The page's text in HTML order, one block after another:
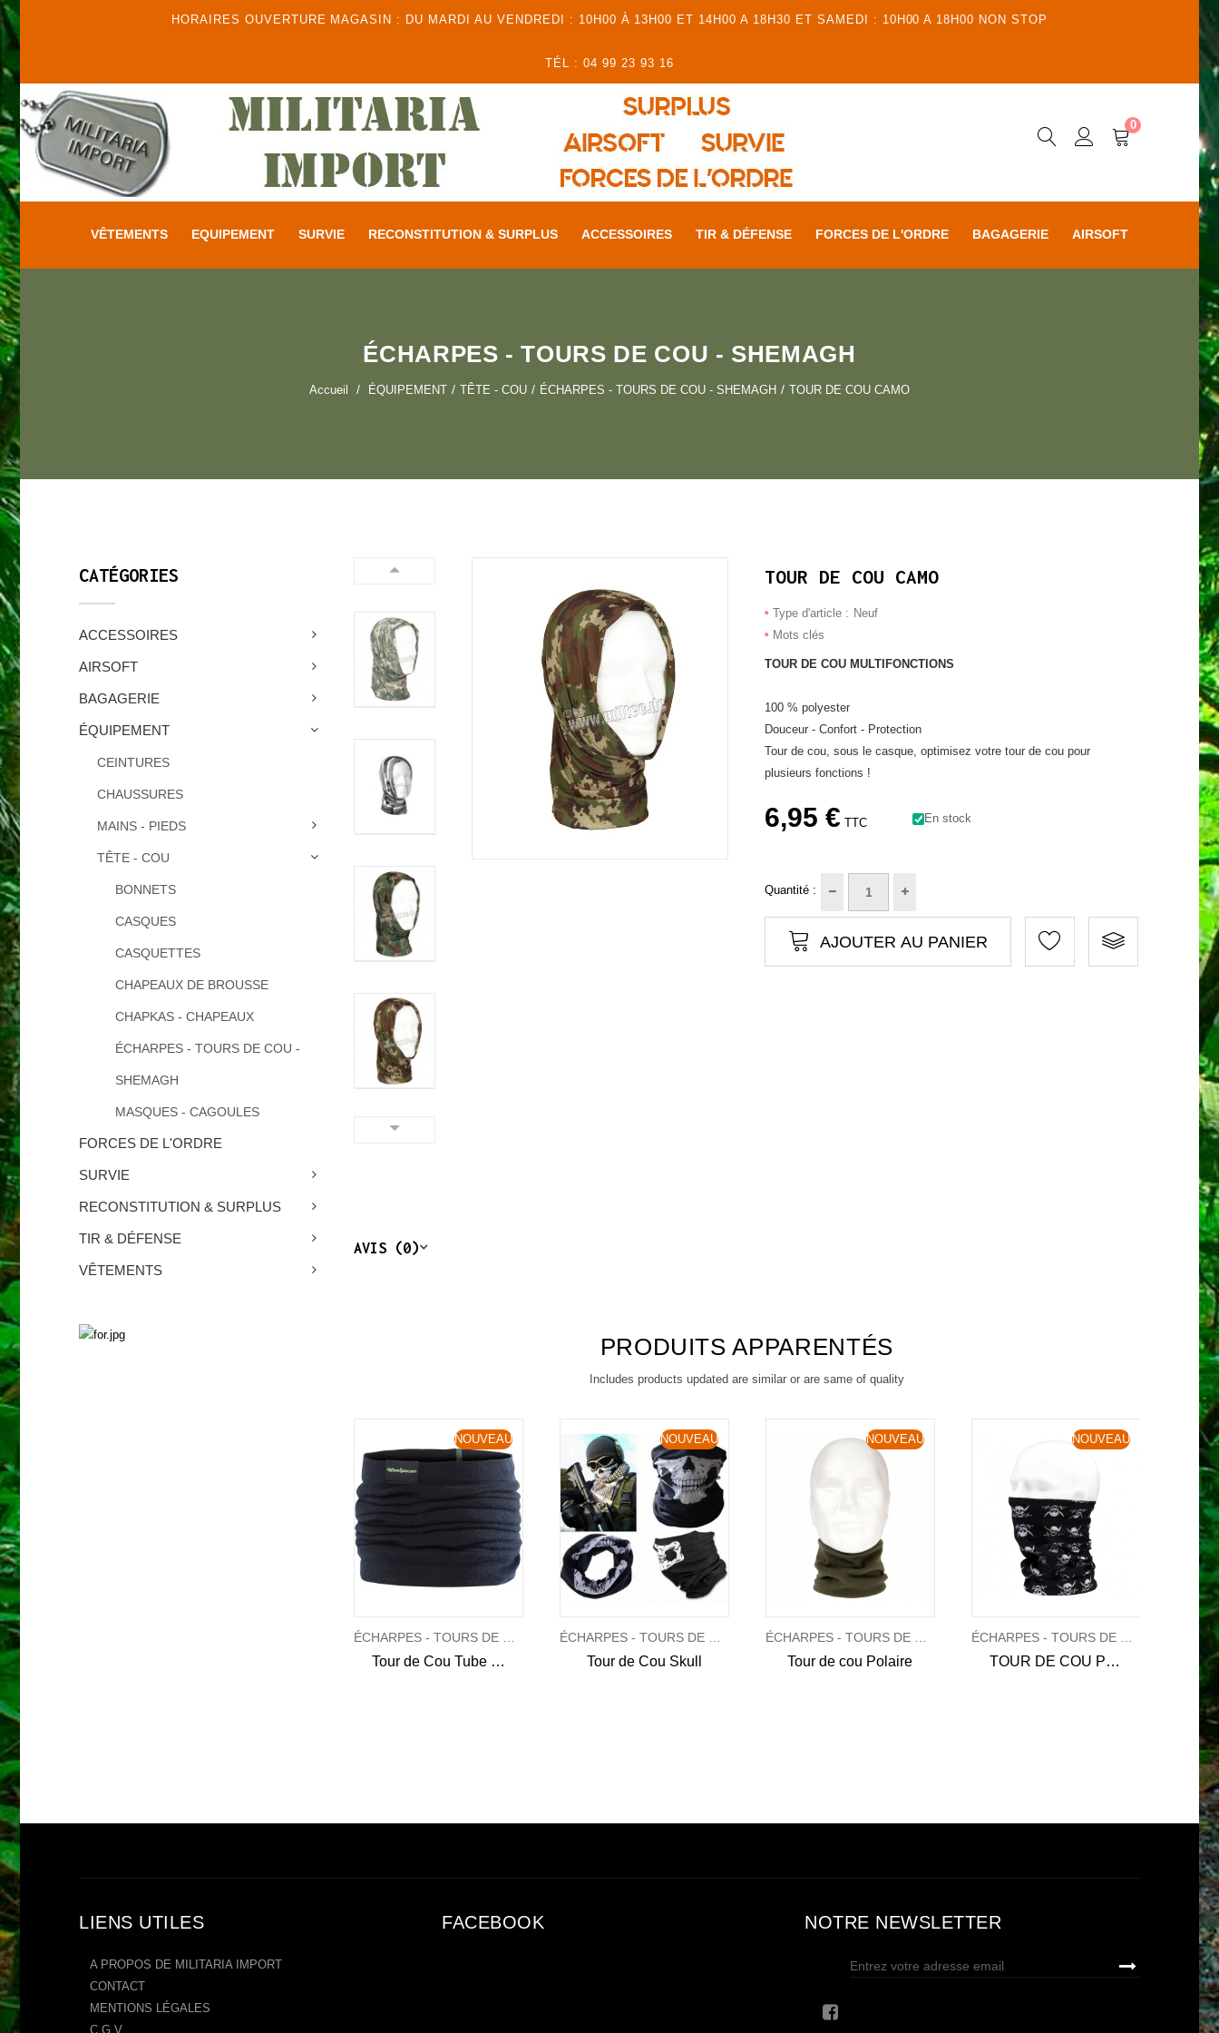
HORAIRES OUVERTURE MAGASIN : DU MARDI AU VENDREDI : 10H00 À 13H00 ET 14H00 A 18H30 ET SAMEDI : 10H00 A 18H00 NON STOP
TÉL : 04 99 23 93 16
0
VÊTEMENTS EQUIPEMENT SURVIE RECONSTITUTION & SURPLUS ACCESSOIRES TIR & DÉFENSE FORCES DE L'ORDRE BAGAGERIE AIRSOFT
ÉCHARPES - TOURS DE COU - SHEMAGH
Accueil ÉQUIPEMENT TÊTE - COU ÉCHARPES - TOURS DE COU - SHEMAGH TOUR DE COU CAMO
CATÉGORIES
ACCESSOIRES
AIRSOFT
BAGAGERIE
ÉQUIPEMENT
CEINTURES
CHAUSSURES
MAINS - PIEDS
TÊTE - COU
BONNETS
CASQUES
CASQUETTES
CHAPEAUX DE BROUSSE
CHAPKAS - CHAPEAUX
ÉCHARPES - TOURS DE COU -
SHEMAGH
MASQUES - CAGOULES
FORCES DE L'ORDRE
SURVIE
RECONSTITUTION & SURPLUS
TIR & DÉFENSE
VÊTEMENTS
TOUR DE COU CAMO
Type d'article : Neuf
Mots clés
TOUR DE COU MULTIFONCTIONS
100 % polyester
Douceur - Confort - Protection
Tour de cou, sous le casque, optimisez votre tour de cou pour
plusieurs fonctions !
6,95 € TTC En stock
Quantité :
AJOUTER AU PANIER
AVIS (0)
PRODUITS APPARENTÉS
Includes products updated are similar or are same of quality
NOUVEAU
ÉCHARPES - TOURS DE COU - SHEMAGH
Tour de Cou Tube Elite Woolpower
NOUVEAU
ÉCHARPES - TOURS DE COU - SHEMAGH
Tour de Cou Skull
NOUVEAU
ÉCHARPES - TOURS DE COU - SHEMAGH
Tour de cou Polaire
NOUVEAU
ÉCHARPES - TOURS DE COU - SHEMAGH
TOUR DE COU PIRATE
LIENS UTILES
A PROPOS DE MILITARIA IMPORT
CONTACT
MENTIONS LÉGALES
C.G.V.
FACEBOOK NOTRE NEWSLETTER